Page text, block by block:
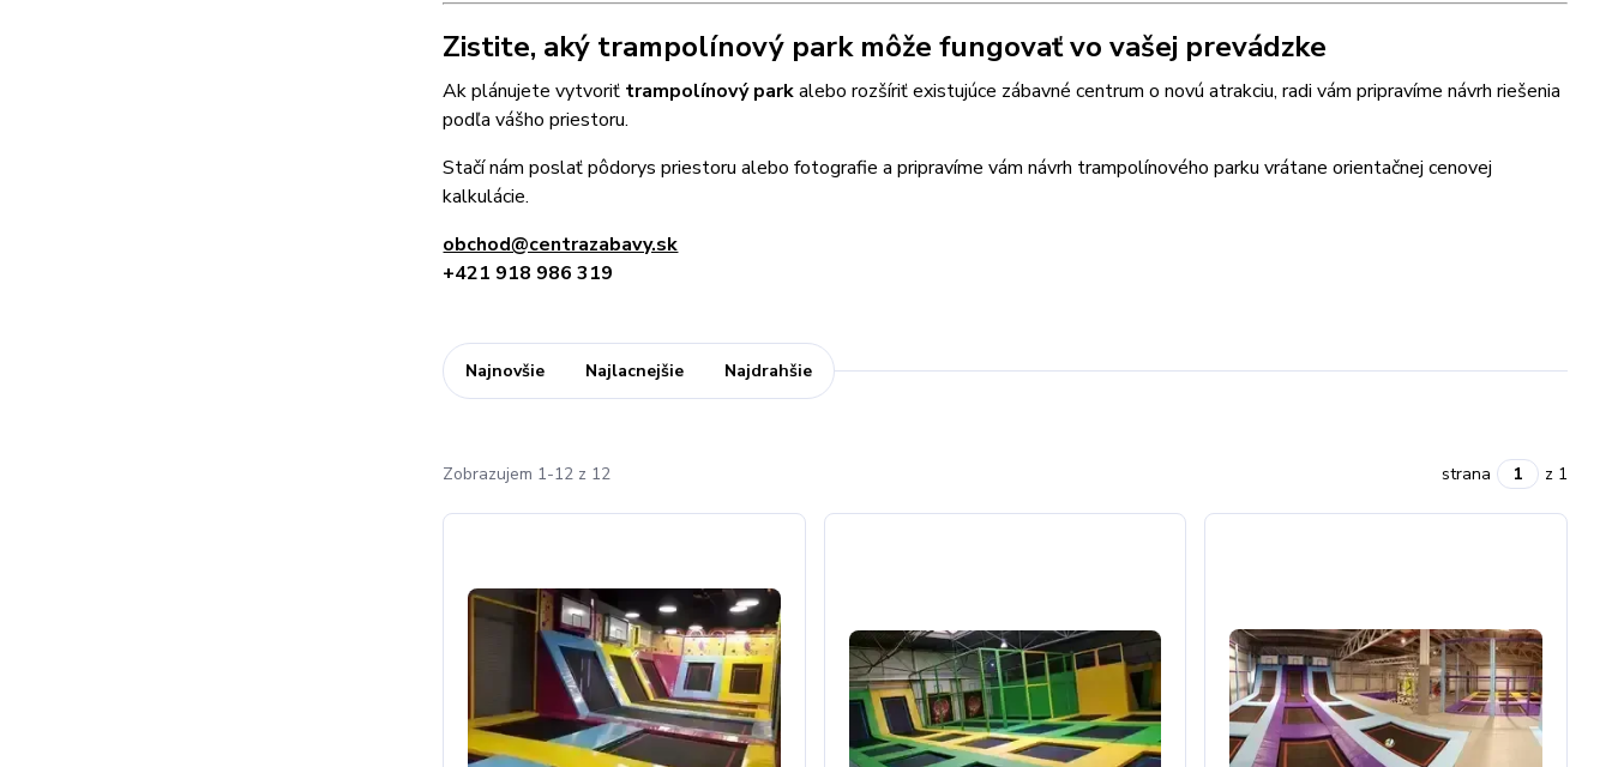
Zistite, aký trampolínový park môže fungovať vo vašej prevádzke
Ak plánujete vytvoriť trampolínový parkalebo rozšíriť existujúce zábavné centrum o novú atrakciu, radi vám pripravíme návrh riešenia
podľa vášho priestoru.
Stačí nám poslať pôdorys priestoru alebo fotografie a pripravíme vám návrh trampolínového parku vrátane orientačnej cenovej
kalkulácie.
obchod@centrazabavy.sk
+421 918 986 319
Najnovšie Najlacnejšie Najdrahšie
Zobrazujem 1-12 z 12 strana z 1